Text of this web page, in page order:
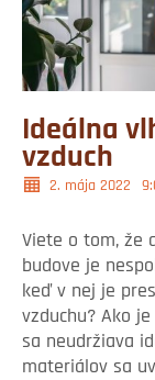
Ideálna
vzduch
2. mája 2022
Viete o tom, že
budove je
keď v nej je
vzduchu? Ako
sa neudržiava
materiálov sa